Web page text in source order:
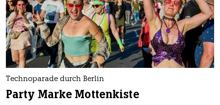
Technoparade durch Berlin
Party Marke Mottenkiste